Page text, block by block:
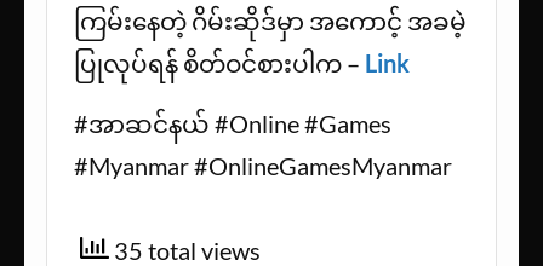
ကြမ်းနေတဲ့ ဂိမ်းဆိုဒ်မှာ အကောင့် အခမဲ့
ပြုလုပ်ရန် စိတ်ဝင်စားပါက – Link
#အာဆင်နယ် #Online #Games
#Myanmar #OnlineGamesMyanmar
35 total views